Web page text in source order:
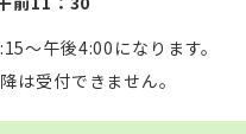
～午後4:00になります。
は受付できません。